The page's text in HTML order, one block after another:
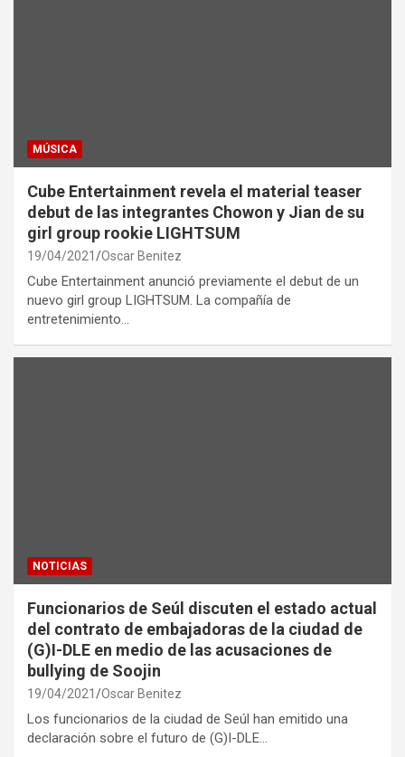
MÚSICA
Cube Entertainment revela el material teaser
debut de las integrantes Chowon y Jian de su
girl group rookie LIGHTSUM
19/04/2021 Oscar Benitez
Cube Entertainment anunció previamente el debut de un
nuevo girl group LIGHTSUM. La compañía de
entretenimiento…
NOTICIAS
Funcionarios de Seúl discuten el estado actual
del contrato de embajadoras de la ciudad de
(G)I-DLE en medio de las acusaciones de
bullying de Soojin
19/04/2021 Oscar Benitez
Los funcionarios de la ciudad de Seúl han emitido una
declaración sobre el futuro de (G)I-DLE…